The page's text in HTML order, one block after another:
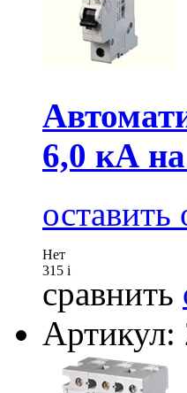
6,0 кА
оставить
Нет
315 i
сравнить
Артикул: